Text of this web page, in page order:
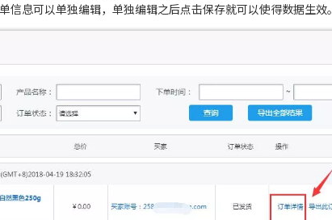
息可以单独编辑，单独编辑之后点击保存就可以使得数据生效。